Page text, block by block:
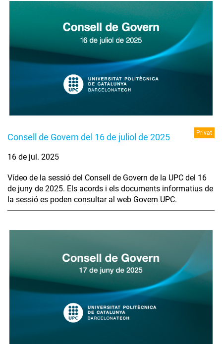
Consell de Govern del 16 de juliol de 2025 Privat
16 de jul. 2025
Vídeo de la sessió del Consell de Govern de la UPC del 16
de juny de 2025. Els acords i els documents informatius de
la sessió es poden consultar al web Govern UPC.